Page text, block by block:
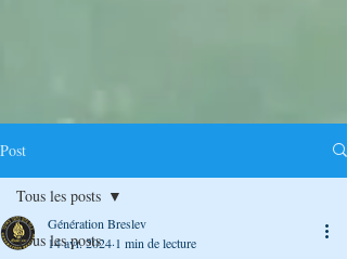
Post
Tous les posts
Tous les posts
Génération Breslev
14 avr. 2024 1 min de lecture